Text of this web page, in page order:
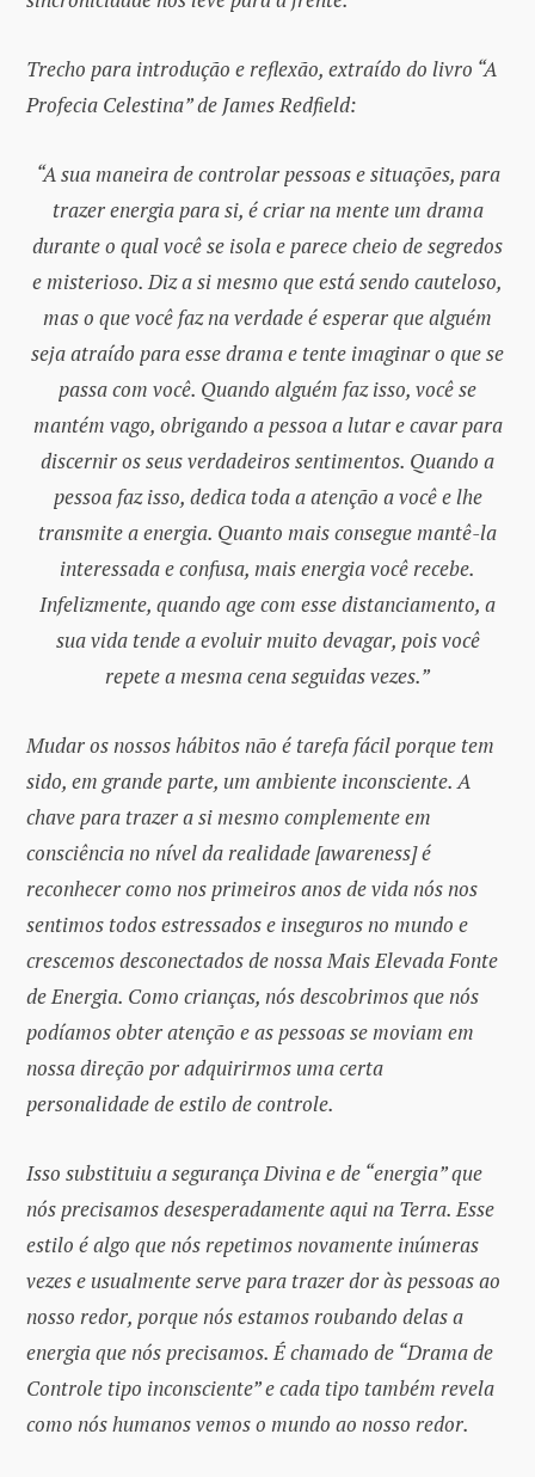
Trecho para introdução e reflexão, extraído do livro “A
Profecia Celestina” de James Redfield:
“A sua maneira de controlar pessoas e situações, para
trazer energia para si, é criar na mente um drama
durante o qual você se isola e parece cheio de segredos
e misterioso. Diz a si mesmo que está sendo cauteloso,
mas o que você faz na verdade é esperar que alguém
seja atraído para esse drama e tente imaginar o que se
passa com você. Quando alguém faz isso, você se
mantém vago, obrigando a pessoa a lutar e cavar para
discernir os seus verdadeiros sentimentos. Quando a
pessoa faz isso, dedica toda a atenção a você e lhe
transmite a energia. Quanto mais consegue mantê-la
interessada e confusa, mais energia você recebe.
Infelizmente, quando age com esse distanciamento, a
sua vida tende a evoluir muito devagar, pois você
repete a mesma cena seguidas vezes.”
Mudar os nossos hábitos não é tarefa fácil porque tem
sido, em grande parte, um ambiente inconsciente. A
chave para trazer a si mesmo complemente em
consciência no nível da realidade [awareness] é
reconhecer como nos primeiros anos de vida nós nos
sentimos todos estressados e inseguros no mundo e
crescemos desconectados de nossa Mais Elevada Fonte
de Energia. Como crianças, nós descobrimos que nós
podíamos obter atenção e as pessoas se moviam em
nossa direção por adquirirmos uma certa
personalidade de estilo de controle.
Isso substituiu a segurança Divina e de “energia” que
nós precisamos desesperadamente aqui na Terra. Esse
estilo é algo que nós repetimos novamente inúmeras
vezes e usualmente serve para trazer dor às pessoas ao
nosso redor, porque nós estamos roubando delas a
energia que nós precisamos. É chamado de “Drama de
Controle tipo inconsciente” e cada tipo também revela
como nós humanos vemos o mundo ao nosso redor.